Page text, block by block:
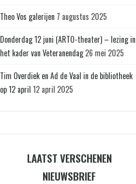
Theo Vos galerijen 7 augustus 2025
Donderdag 12 juni (ARTO-theater) – lezing in
het kader van Veteranendag 26 mei 2025
Tim Overdiek en Ad de Vaal in de bibliotheek
op 12 april 12 april 2025
LAATST VERSCHENEN
NIEUWSBRIEF